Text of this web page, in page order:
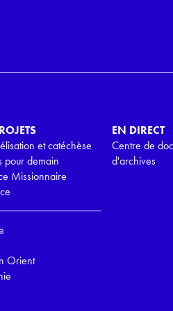
et catéchèse
pour demain
Missionnaire
Orient
EN DIRECT
Centre de
d'archives